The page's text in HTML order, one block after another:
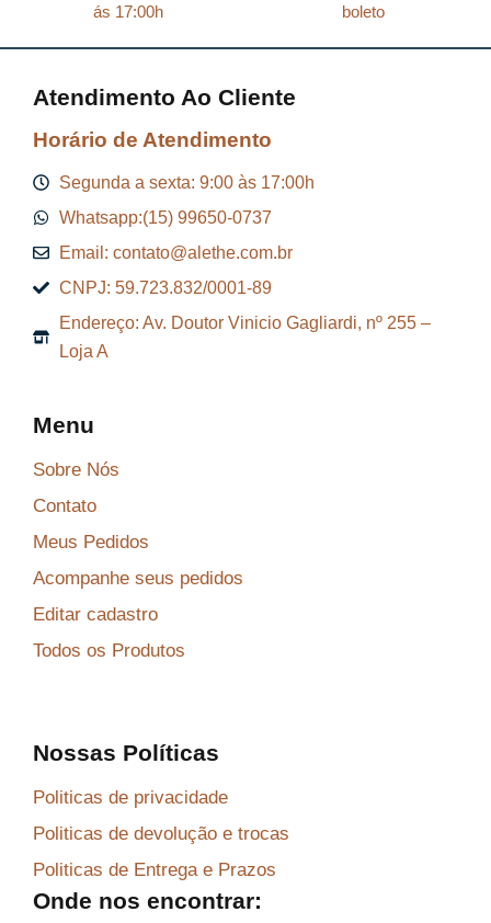
ás 17:00h
boleto
Atendimento Ao Cliente
Horário de Atendimento
Segunda a sexta: 9:00 às 17:00h
Whatsapp:(15) 99650-0737
Email: contato@alethe.com.br
CNPJ: 59.723.832/0001-89
Endereço: Av. Doutor Vinicio Gagliardi, nº 255 –
Loja A
Menu
Sobre Nós
Contato
Meus Pedidos
Acompanhe seus pedidos
Editar cadastro
Todos os Produtos
Nossas Políticas
Politicas de privacidade
Politicas de devolução e trocas
Politicas de Entrega e Prazos
Onde nos encontrar: